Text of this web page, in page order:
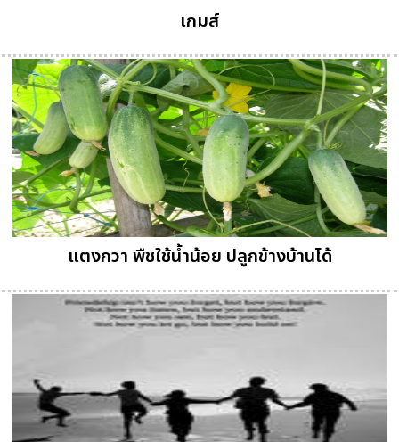
เกมส์
แตงกวา พืชใช้น้ำน้อย ปลูกข้างบ้านได้